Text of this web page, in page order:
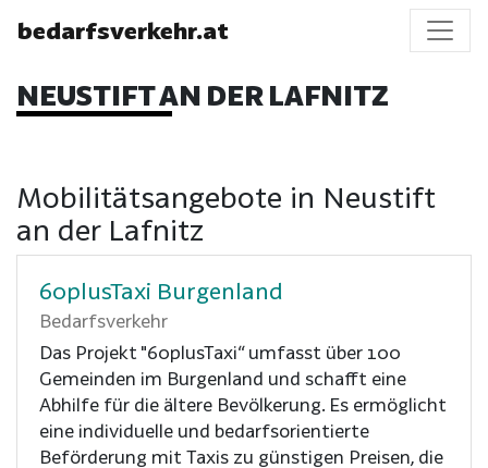
bedarfsverkehr.at
NEUSTIFT AN DER LAFNITZ
Mobilitätsangebote in Neustift
an der Lafnitz
60plusTaxi Burgenland
Bedarfsverkehr
Das Projekt "60plusTaxi“ umfasst über 100
Gemeinden im Burgenland und schafft eine
Abhilfe für die ältere Bevölkerung. Es ermöglicht
eine individuelle und bedarfsorientierte
Beförderung mit Taxis zu günstigen Preisen, die